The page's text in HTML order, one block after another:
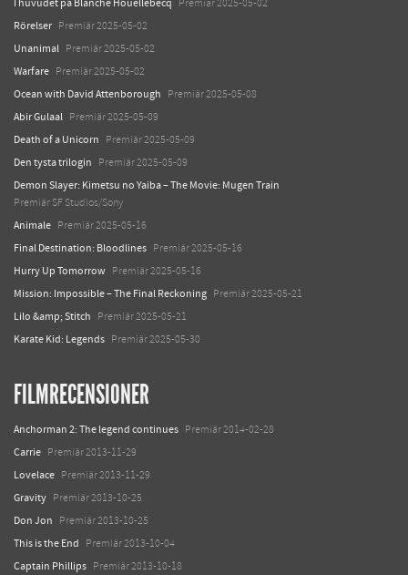
I huvudet på Blanche Houellebecq Premiär 2025-05-02
Rörelser Premiär 2025-05-02
Unanimal Premiär 2025-05-02
Warfare Premiär 2025-05-02
Ocean with David Attenborough Premiär 2025-05-08
Abir Gulaal Premiär 2025-05-09
Death of a Unicorn Premiär 2025-05-09
Den tysta trilogin Premiär 2025-05-09
Demon Slayer: Kimetsu no Yaiba – The Movie: Mugen Train
Premiär SF Studios/Sony
Animale Premiär 2025-05-16
Final Destination: Bloodlines Premiär 2025-05-16
Hurry Up Tomorrow Premiär 2025-05-16
Mission: Impossible – The Final Reckoning Premiär 2025-05-21
Lilo &amp; Stitch Premiär 2025-05-21
Karate Kid: Legends Premiär 2025-05-30
FILMRECENSIONER
Anchorman 2: The legend continues Premiär 2014-02-28
Carrie Premiär 2013-11-29
Lovelace Premiär 2013-11-29
Gravity Premiär 2013-10-25
Don Jon Premiär 2013-10-25
This is the End Premiär 2013-10-04
Captain Phillips Premiär 2013-10-18